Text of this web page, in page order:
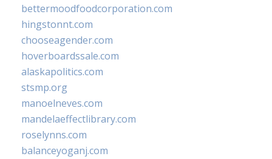
bettermoodfoodcorporation.com
hingstonnt.com
chooseagender.com
hoverboardssale.com
alaskapolitics.com
stsmp.org
manoelneves.com
mandelaeffectlibrary.com
roselynns.com
balanceyoganj.com